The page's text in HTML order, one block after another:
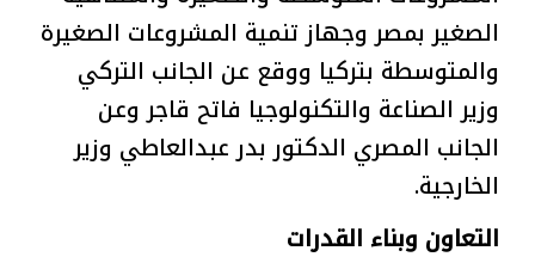
الصغير بمصر وجهاز تنمية المشروعات الصغيرة
والمتوسطة بتركيا ووقع عن الجانب التركي
وزير الصناعة والتكنولوجيا فاتح قاجر وعن
الجانب المصري الدكتور بدر عبدالعاطي وزير
الخارجية.
التعاون وبناء القدرات